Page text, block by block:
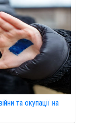
та окупації на